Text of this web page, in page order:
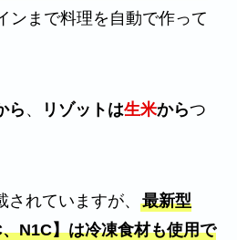
ンまで料理を自動で作って
ら 、 リゾットは生米からつ
れていますが、 最新型
N1C】は冷凍食材も使用で